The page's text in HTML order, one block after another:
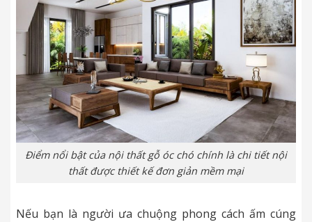
Điểm nổi bật của nội thất gỗ óc chó chính là chi tiết nội
thất được thiết kế đơn giản mềm mại
Nếu bạn là người ưa chuộng phong cách ấm cúng